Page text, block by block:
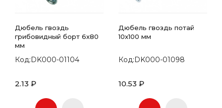
Дюбель гвоздь
грибовидный борт 6х80
мм
Код:DK000-01104
2.13 ₽
Дюбель гвоздь потай
10х100 мм
Код:DK000-01098
10.53 ₽